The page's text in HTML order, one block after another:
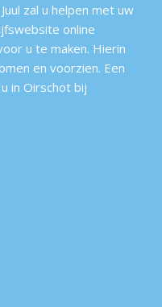
zal u helpen met uw
online
u te maken. Hierin
en voorzien. Een
in Oirschot bij